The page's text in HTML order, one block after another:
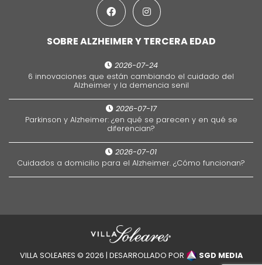
SOBRE ALZHEIMER Y TERCERA EDAD
2026-07-24
6 innovaciones que están cambiando el cuidado del
Alzheimer y la demencia senil
2026-07-17
Parkinson y Alzheimer: ¿en qué se parecen y en qué se
diferencian?
2026-07-01
Cuidados a domicilio para el Alzheimer. ¿Cómo funcionan?
VILLA SOLEARES © 2026 | DESARROLLADO POR
SGD MEDIA